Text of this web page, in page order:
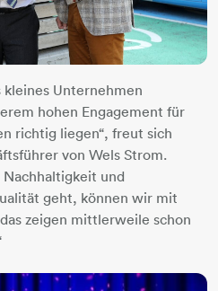
kleines Unternehmen
hohen Engagement für
richtig liegen“, freut sich
von Wels Strom.
Nachhaltigkeit und
geht, können wir mit
zeigen mittlerweile schon